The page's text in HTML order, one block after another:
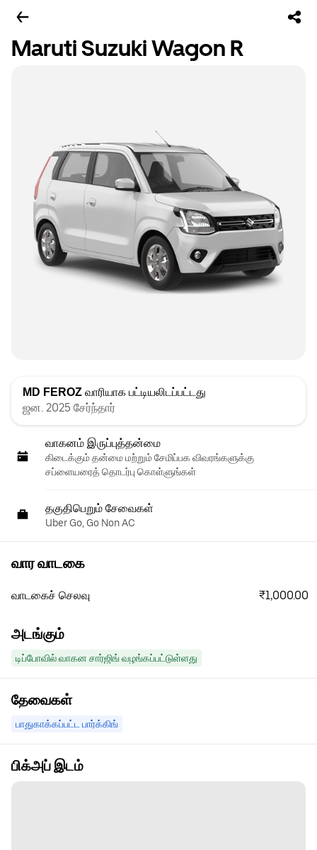
Maruti Suzuki Wagon R
MD FEROZ வாரியாக பட்டியலிடப்பட்டது
ஜன. 2025 சேர்ந்தார்
வாகனம் இருப்புத்தன்மை
கிடைக்கும் தன்மை மற்றும் சேமிப்பக விவரங்களுக்கு
சப்ளையரைத் தொடர்பு கொள்ளுங்கள்
தகுதிபெறும் சேவைகள்
Uber Go, Go Non AC
வார வாடகை
வாடகைச் செலவு ₹1,000.00
அடங்கும்
டிப்போவில் வாகன சார்ஜிங் வழங்கப்பட்டுள்ளது
தேவைகள்
பாதுகாக்கப்பட்ட பார்க்கிங்
பிக்அப் இடம்